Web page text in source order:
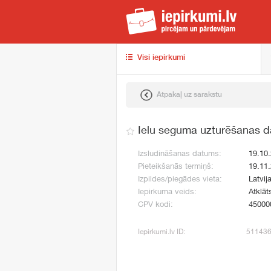
Visi iepirkumi
Atpakaļ uz sarakstu
Ielu seguma uzturēšanas
Izsludināšanas datums:
Pieteikšanās termiņš:
Izpildes/piegādes vieta:
Iepirkuma veids:
CPV kodi:
Iepirkumi.lv ID: